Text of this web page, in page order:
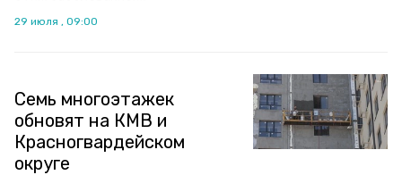
29 июля , 09:00
Семь многоэтажек
обновят на КМВ и
Красногвардейском
округе